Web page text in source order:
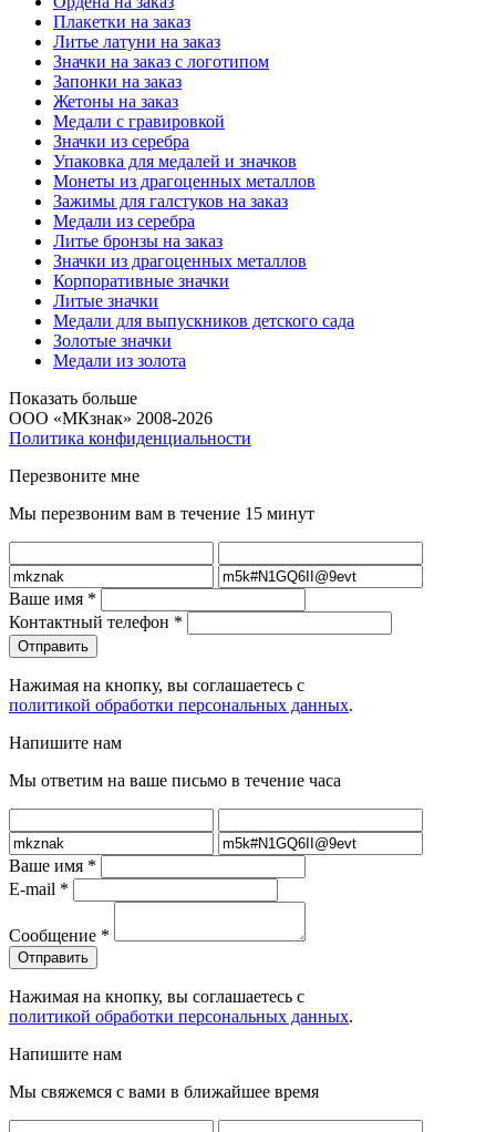
Плакетки на заказ
Литье латуни на заказ
Значки на заказ с логотипом
Запонки на заказ
Жетоны на заказ
Медали с гравировкой
Значки из серебра
Упаковка для медалей и значков
Монеты из драгоценных металлов
Зажимы для галстуков на заказ
Медали из серебра
Литье бронзы на заказ
Значки из драгоценных металлов
Корпоративные значки
Литые значки
Медали для выпускников детского сада
Золотые значки
Медали из золота
Показать больше
ООО «МКзнак» 2008-2026
Политика конфиденциальности
Перезвоните мне
Мы перезвоним вам в течение 15 минут
Ваше имя *
Контактный телефон *
Нажимая на кнопку, вы соглашаетесь с
политикой обработки персональных данных.
Напишите нам
Мы ответим на ваше письмо в течение часа
Ваше имя *
E-mail *
Сообщение *
Нажимая на кнопку, вы соглашаетесь с
политикой обработки персональных данных.
Напишите нам
Мы свяжемся с вами в ближайшее время